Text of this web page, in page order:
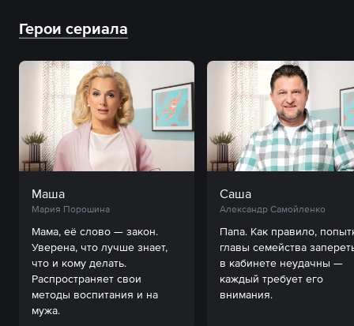
Герои сериала
Маша
Мария Порошина
Мама, её слово — закон.
Уверена, что лучше знает,
что и кому делать.
Распространяет свои
методы воспитания и на
мужа.
Саша
Александр Самойленко
Папа. Как правило,
главы семейства
в кабинете неудачны —
каждый требует его
внимания.